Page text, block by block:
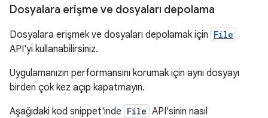
Dosyalara erişme ve dosyaları depolama
Dosyalara erişmek ve dosyaları depolamak için File
API'yi kullanabilirsiniz.
Uygulamanızın performansını korumak için aynı dosyayı
birden çok kez açıp kapatmayın.
Aşağıdaki kod snippet'inde File API'sinin nasıl